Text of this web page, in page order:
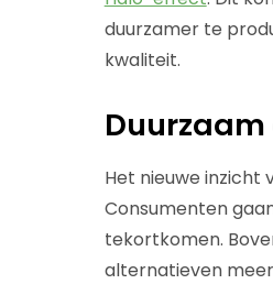
duurzamer te
kwaliteit.
Het nieuwe inzicht
Consumenten
tekortkomen.
alternatieven